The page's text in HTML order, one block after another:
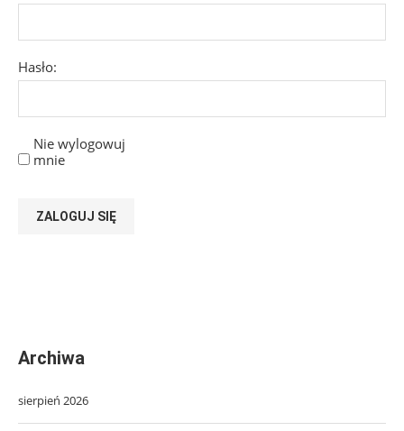
Hasło:
Nie wylogowuj
mnie
ZALOGUJ SIĘ
Archiwa
sierpień 2026